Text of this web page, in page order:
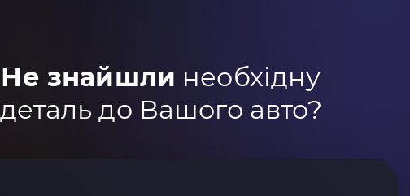
Не знайшли необхідну
деталь до Вашого авто?